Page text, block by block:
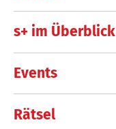
s+ im Überblick
Events
Rätsel